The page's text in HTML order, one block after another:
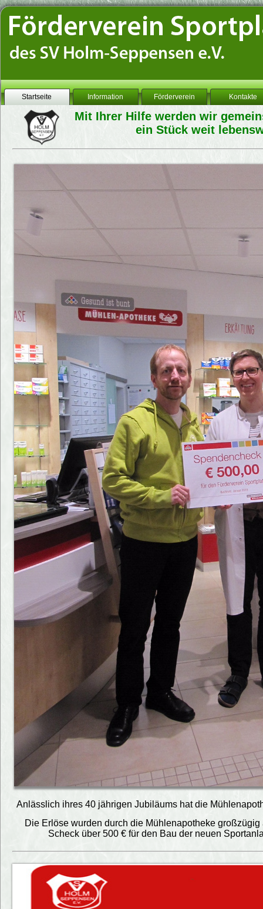
Startseite Information Förderverein Kontakte
Mit Ihrer Hilfe werden wir
ein Stück weit
Anlässlich ihres 40 jährigen Jubiläums hat die
Die Erlöse wurden durch die Mühlenapotheke
Scheck über 500 € für den Bau der neuen